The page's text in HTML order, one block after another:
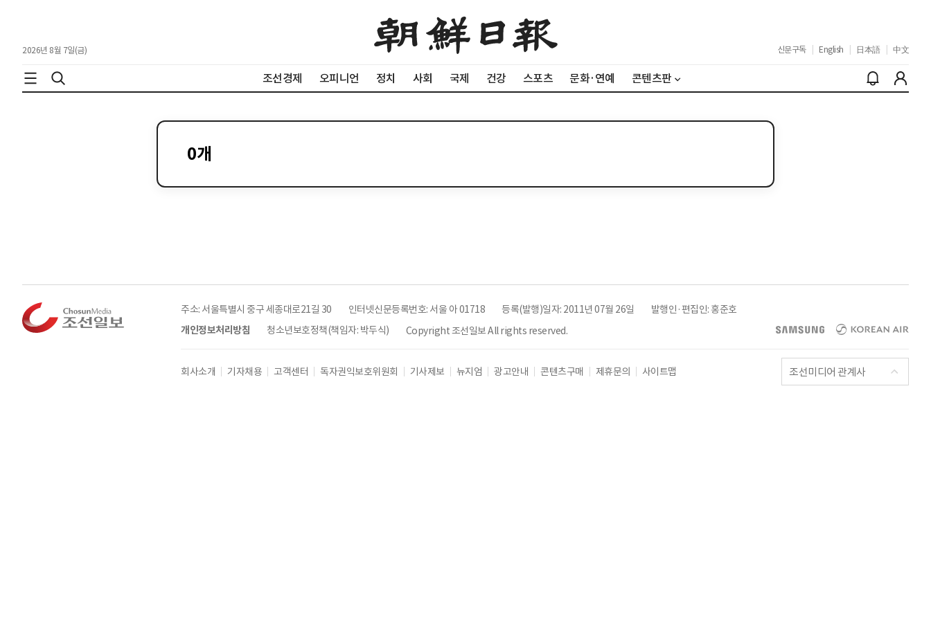
2026년 8월 7일(금) 신문구독 English 日本語 中文
조선경제 오피니언 정치 사회 국제 건강 스포츠 문화·연예 콘텐츠판
0개
주소: 서울특별시 중구 세종대로21길 30 인터넷신문등록번호: 서울 아 01718 등록(발행)일자: 2011년 07월 26일
발행인·편집인: 홍준호
개인정보처리방침
청소년보호정책(책임자: 박두식) Copyright 조선일보 All rights reserved.
회사소개 기자채용 고객센터 독자권익보호위원회 기사제보 뉴지엄 광고안내 콘텐츠구매 제휴문의 사이트맵 조선미디어 관계사